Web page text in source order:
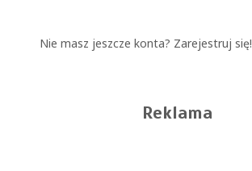
Nie masz jeszcze konta? Zarejestruj się!
Reklama